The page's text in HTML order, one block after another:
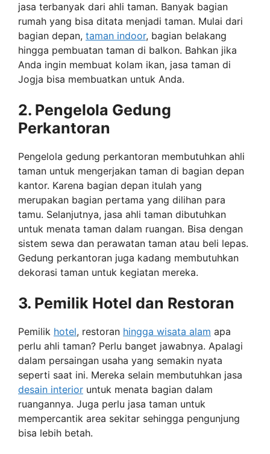
jasa terbanyak dari ahli taman. Banyak bagian
rumah yang bisa ditata menjadi taman. Mulai dari
bagian depan, taman indoor, bagian belakang
hingga pembuatan taman di balkon. Bahkan jika
Anda ingin membuat kolam ikan, jasa taman di
Jogja bisa membuatkan untuk Anda.
2. Pengelola Gedung
Perkantoran
Pengelola gedung perkantoran membutuhkan ahli
taman untuk mengerjakan taman di bagian depan
kantor. Karena bagian depan itulah yang
merupakan bagian pertama yang dilihan para
tamu. Selanjutnya, jasa ahli taman dibutuhkan
untuk menata taman dalam ruangan. Bisa dengan
sistem sewa dan perawatan taman atau beli lepas.
Gedung perkantoran juga kadang membutuhkan
dekorasi taman untuk kegiatan mereka.
3. Pemilik Hotel dan Restoran
Pemilik hotel, restoran hingga wisata alam apa
perlu ahli taman? Perlu banget jawabnya. Apalagi
dalam persaingan usaha yang semakin nyata
seperti saat ini. Mereka selain membutuhkan jasa
desain interior untuk menata bagian dalam
ruangannya. Juga perlu jasa taman untuk
mempercantik area sekitar sehingga pengunjung
bisa lebih betah.